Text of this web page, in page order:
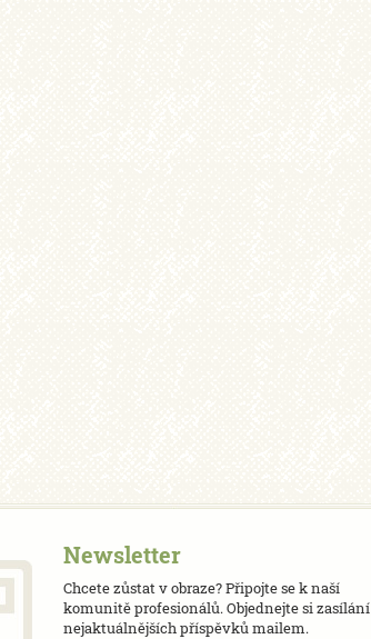
Newsletter
Chcete zůstat v obraze? Připojte se k naší
komunitě profesionálů. Objednejte si zasílání
nejaktuálnějších příspěvků mailem.